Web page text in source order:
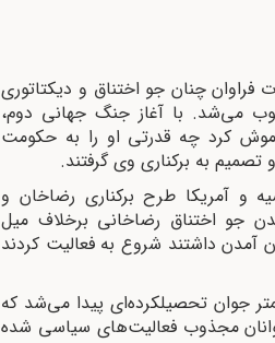
چنان جو اختناق و دیکتاتوری
می‌شد. با آغاز جنگ جهانی دوم،
کرد چه قدرتی او را به حکومت
به برکناری وی گرفتند.
روسیه و آمریکا طرح برکناری رضاخان و
جو اختناق رضاخانی برخلاف میل
داشتند شروع به فعالیت کردند
جوان تحصیلکرده‌ای پیدا می‌شد که
مجذوب فعالیت‌های سیاسی شده